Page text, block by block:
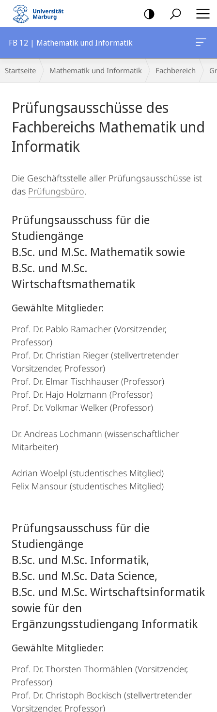
Mobile-
Navigation
FB 12 | Mathematik und Informatik
Breadcrumb-
Navigation
Startseite Mathematik und Informatik Fachbereich
Prüfungsausschüsse des
Fachbereichs Mathematik und
Informatik
Die Geschäftsstelle aller Prüfungsausschüsse ist
das Prüfungsbüro.
Prüfungsausschuss für die
Studiengänge
B.Sc. und M.Sc. Mathematik sowie
B.Sc. und M.Sc.
Wirtschaftsmathematik
Gewählte Mitglieder:
Prof. Dr. Pablo Ramacher (Vorsitzender,
Professor)
Prof. Dr. Christian Rieger (stellvertretender
Vorsitzender, Professor)
Prof. Dr. Elmar Tischhauser (Professor)
Prof. Dr. Hajo Holzmann (Professor)
Prof. Dr. Volkmar Welker (Professor)
Dr. Andreas Lochmann (wissenschaftlicher
Mitarbeiter)
Adrian Woelpl (studentisches Mitglied)
Felix Mansour (studentisches Mitglied)
Prüfungsausschuss für die
Studiengänge
B.Sc. und M.Sc. Informatik,
B.Sc. und M.Sc. Data Science,
B.Sc. und M.Sc. Wirtschaftsinformatik
sowie für den
Ergänzungsstudiengang Informatik
Gewählte Mitglieder:
Prof. Dr. Thorsten Thormählen (Vorsitzender,
Professor)
Prof. Dr. Christoph Bockisch (stellvertretender
Vorsitzender, Professor)